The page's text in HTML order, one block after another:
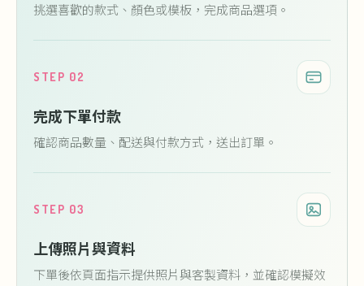
挑選喜歡的款式、顏色或模板，完成商品選項。
STEP 02
完成下單付款
確認商品數量、配送與付款方式，送出訂單。
STEP 03
上傳照片與資料
下單後依頁面指示提供照片與客製資料，並確認模擬效